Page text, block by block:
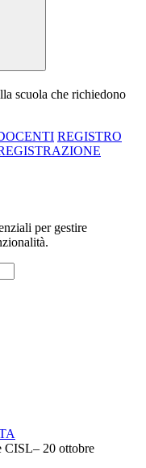
scuola che richiedono
REGISTRO
per gestire
CISL– 20 ottobre